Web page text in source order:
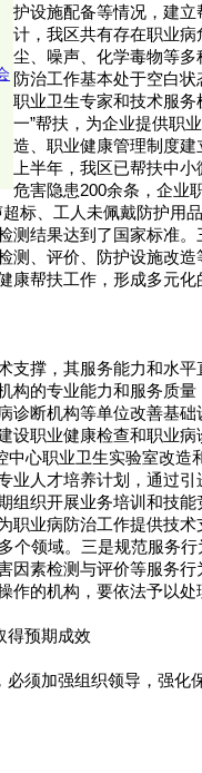
护设施配备等情况，建
计，我区共有存在职业
尘、噪声、化学毒物等
防治工作基本处于空白状
职业卫生专家和技术服务
一”帮扶，为企业提供职
造、职业健康管理制度
上半年，我区已帮扶中
危害隐患200余条，企业
标、工人未佩戴防护用
测结果达到了国家标准
测、评价、防护设施改
帮扶工作，形成多元化
撑，其服务能力和水平
构的专业能力和服务质
断机构等单位改善基础
设职业健康检查和职业
心职业卫生实验室改造
业人才培养计划，通过
组织开展业务培训和技
职业病防治工作提供技
个领域。三是规范服务
因素检测与评价等服务
的机构，要依法予以处
得预期成效
须加强组织领导，强化